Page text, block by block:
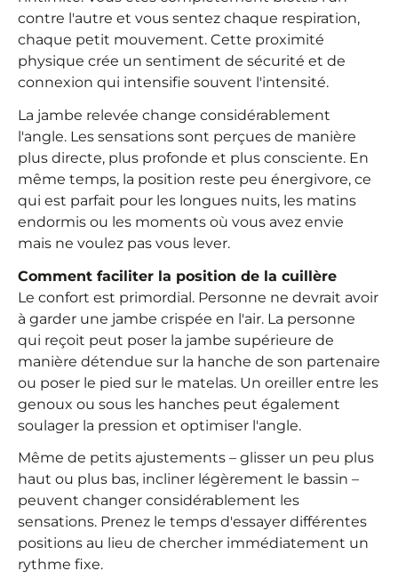
contre l'autre et vous sentez chaque respiration,
chaque petit mouvement. Cette proximité
physique crée un sentiment de sécurité et de
connexion qui intensifie souvent l'intensité.
La jambe relevée change considérablement
l'angle. Les sensations sont perçues de manière
plus directe, plus profonde et plus consciente. En
même temps, la position reste peu énergivore, ce
qui est parfait pour les longues nuits, les matins
endormis ou les moments où vous avez envie
mais ne voulez pas vous lever.
Comment faciliter la position de la cuillère
Le confort est primordial. Personne ne devrait avoir
à garder une jambe crispée en l'air. La personne
qui reçoit peut poser la jambe supérieure de
manière détendue sur la hanche de son partenaire
ou poser le pied sur le matelas. Un oreiller entre les
genoux ou sous les hanches peut également
soulager la pression et optimiser l'angle.
Même de petits ajustements – glisser un peu plus
haut ou plus bas, incliner légèrement le bassin –
peuvent changer considérablement les
sensations. Prenez le temps d'essayer différentes
positions au lieu de chercher immédiatement un
rythme fixe.